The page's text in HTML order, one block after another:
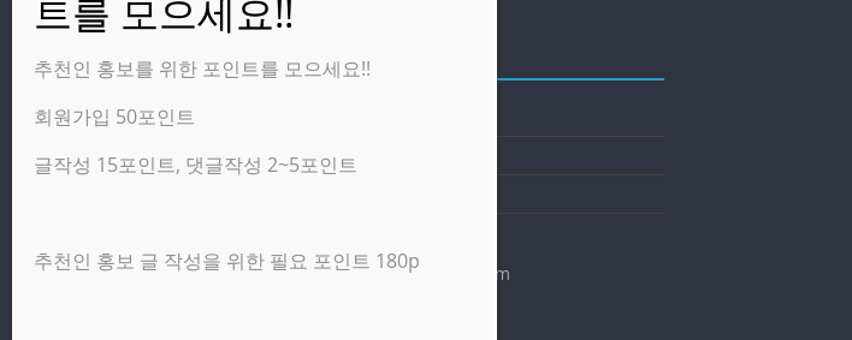
방문자
온라인 방문자:
오늘의 조회수:1,736
광고 제휴 홍보 일반 문의 : apptechgo@naver.com
추천인 홍보를 위한 포인트를 모으세요!!
회원가입 50포인트
글작성 15포인트, 댓글작성 2~5포인트
추천인 홍보 글 작성을 위한 필요 포인트 180p